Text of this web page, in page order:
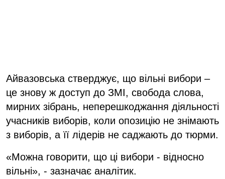
Айвазовська стверджує, що вільні вибори –
це знову ж доступ до ЗМІ, свобода слова,
мирних зібрань, неперешкоджання діяльності
учасників виборів, коли опозицію не знімають
з виборів, а її лідерів не саджають до тюрми.
«Можна говорити, що ці вибори - відносно
вільні», - зазначає аналітик.